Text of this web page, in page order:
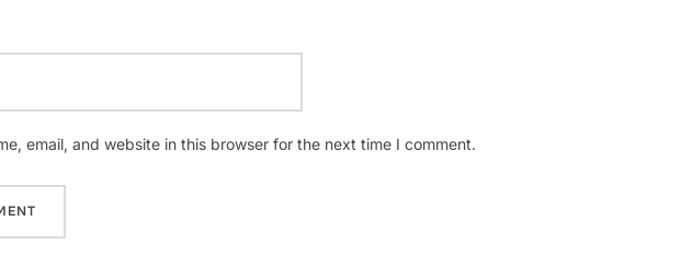
email, and website in this browser for the next time I comment.